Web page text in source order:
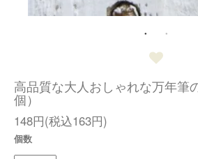
高品質な大人おしゃれな万年筆
個）
148円(税込163円)
個数